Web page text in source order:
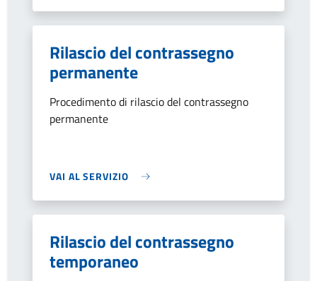
Rilascio del contrassegno
permanente
Procedimento di rilascio del contrassegno
permanente
VAI AL SERVIZIO
Rilascio del contrassegno
temporaneo